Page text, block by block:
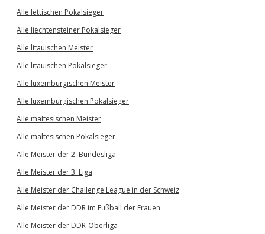
Alle lettischen Pokalsieger
Alle liechtensteiner Pokalsieger
Alle litauischen Meister
Alle litauischen Pokalsieger
Alle luxemburgischen Meister
Alle luxemburgischen Pokalsieger
Alle maltesischen Meister
Alle maltesischen Pokalsieger
Alle Meister der 2. Bundesliga
Alle Meister der 3. Liga
Alle Meister der Challenge League in der Schweiz
Alle Meister der DDR im Fußball der Frauen
Alle Meister der DDR-Oberliga